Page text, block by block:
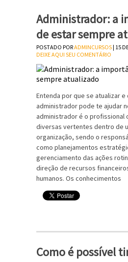
Administrador: a
de estar sempre
POSTADO PORADMINCURSOS| 15
DEIXE AQUI SEU COMENTÁRIO
Entenda por que se atualizar
administrador pode te ajudar
administrador é o profissional
diversas vertentes dentro de
organização, sendo o
como planejamentos
gerenciamento das ações
direção de recursos
humanos. Os conhecimentos
Como é possível